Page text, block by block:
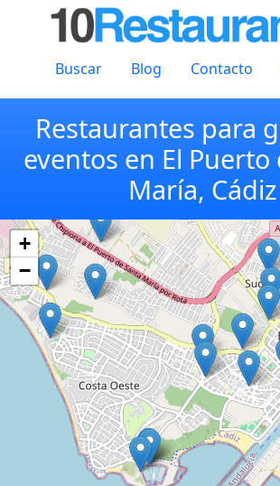
Buscar Blog Contacto
Restaurantes para
eventos en El Puerto
María, Cádiz
+
−